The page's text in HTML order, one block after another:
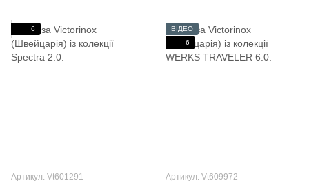
6
Артикул: Vt601291
ВІДЕО
6
Артикул: Vt609972